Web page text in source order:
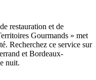
restauration et de
Gourmands » met
Recherchez ce service sur
et Bordeaux-
nuit.